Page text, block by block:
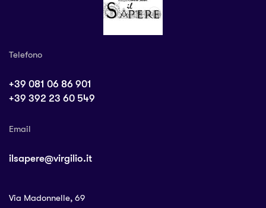
Telefono
+39 081 06 86 901
+39 392 23 60 549
Email
ilsapere@virgilio.it
Via Madonnelle, 69